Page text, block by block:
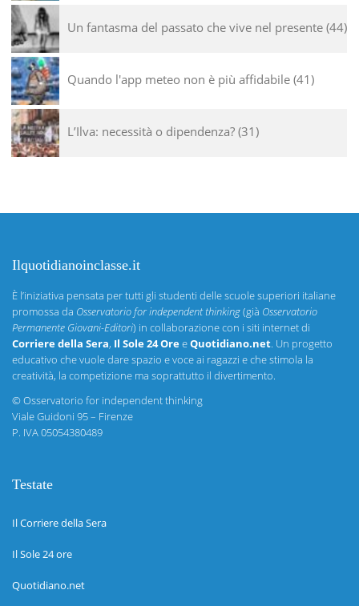
Un fantasma del passato che vive nel presente 44
Quando l'app meteo non è più affidabile 41
L’Ilva: necessità o dipendenza? 31
Ilquotidianoinclasse.it
È l’iniziativa pensata per tutti gli studenti delle scuole superiori italiane
promossa da Osservatorio for independent thinking(già Osservatorio
Permanente Giovani-Editori) in collaborazione con i siti internet di
Corriere della Sera, Il Sole 24 OreeQuotidiano.net. Un progetto
educativo che vuole dare spazio e voce ai ragazzi e che stimola la
creatività, la competizione ma soprattutto il divertimento.
©Osservatorio for independent thinking
Viale Guidoni 95 – Firenze
P. IVA 05054380489
Testate
Il Corriere della Sera
Il Sole 24 ore
Quotidiano.net